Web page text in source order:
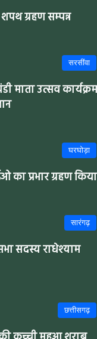
ग्रहण सम्पन्न
सरसींवा
माता उत्सव कार्यक्रम
घरघोड़ा
प्रभार ग्रहण किया
सारंगढ़
सदस्य राधेश्याम
छत्तीसगढ़